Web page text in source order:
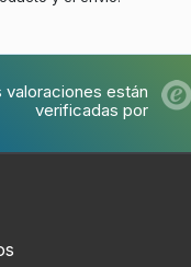
valoraciones están
verificadas por